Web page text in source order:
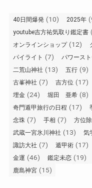
40日間爆発 (10) 2025年
youtube吉方祐気取り鑑定書
オンラインショップ(12)
パイライト (7) パワース
二荒山神社 (13) 五行 (9)
古峯神社 (7) 吉方位 (17)
埋金 (24) 堀田 亜希 (8)
奇門遁甲旅行の日程 (17)
念珠 (7) 手相 (7) 方位
武蔵一宮氷川神社 (13) 気
諏訪大社 (7) 遁甲術 (17)
金運 (46) 鑑定未恋 (19)
鹿島神宮 (15)